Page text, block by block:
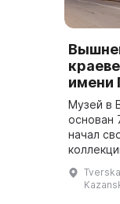
имени
Музей в
основан
начал
1947